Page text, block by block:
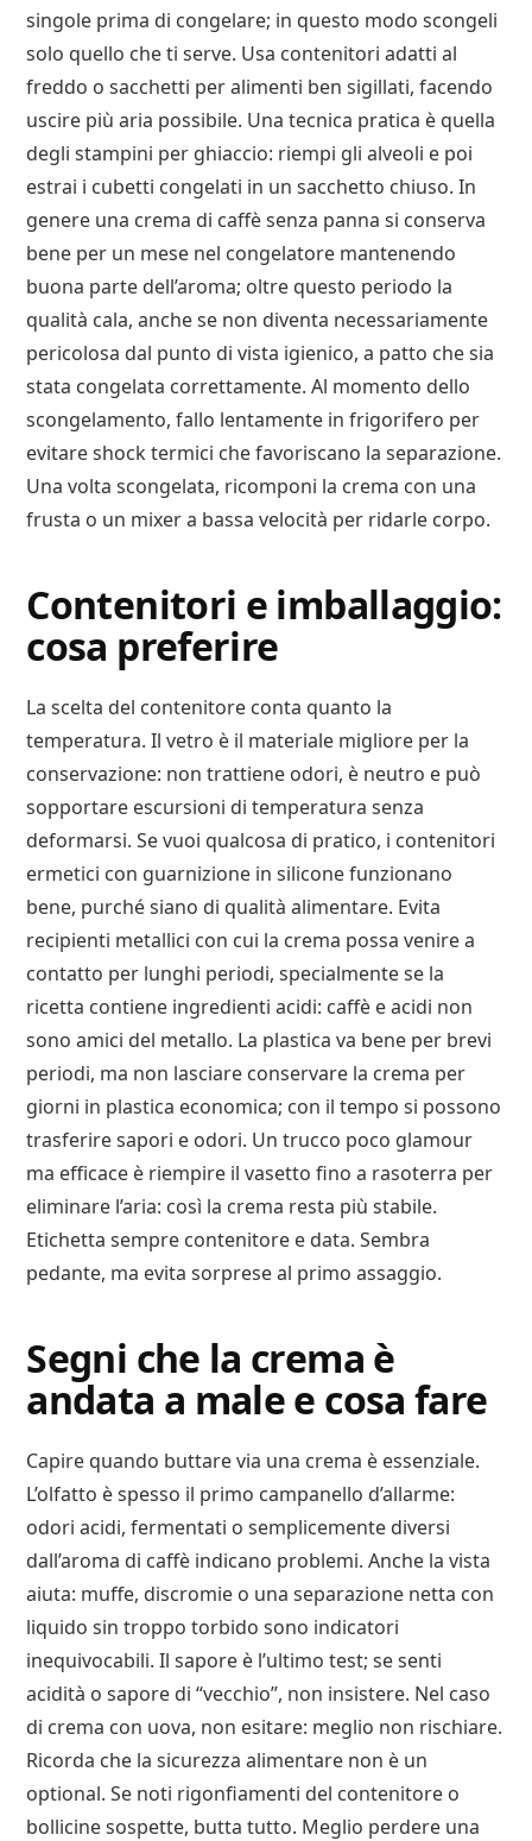
singole prima di congelare; in questo modo scongeli
solo quello che ti serve. Usa contenitori adatti al
freddo o sacchetti per alimenti ben sigillati, facendo
uscire più aria possibile. Una tecnica pratica è quella
degli stampini per ghiaccio: riempi gli alveoli e poi
estrai i cubetti congelati in un sacchetto chiuso. In
genere una crema di caffè senza panna si conserva
bene per un mese nel congelatore mantenendo
buona parte dell’aroma; oltre questo periodo la
qualità cala, anche se non diventa necessariamente
pericolosa dal punto di vista igienico, a patto che sia
stata congelata correttamente. Al momento dello
scongelamento, fallo lentamente in frigorifero per
evitare shock termici che favoriscano la separazione.
Una volta scongelata, ricomponi la crema con una
frusta o un mixer a bassa velocità per ridarle corpo.
Contenitori e imballaggio:
cosa preferire
La scelta del contenitore conta quanto la
temperatura. Il vetro è il materiale migliore per la
conservazione: non trattiene odori, è neutro e può
sopportare escursioni di temperatura senza
deformarsi. Se vuoi qualcosa di pratico, i contenitori
ermetici con guarnizione in silicone funzionano
bene, purché siano di qualità alimentare. Evita
recipienti metallici con cui la crema possa venire a
contatto per lunghi periodi, specialmente se la
ricetta contiene ingredienti acidi: caffè e acidi non
sono amici del metallo. La plastica va bene per brevi
periodi, ma non lasciare conservare la crema per
giorni in plastica economica; con il tempo si possono
trasferire sapori e odori. Un trucco poco glamour
ma efficace è riempire il vasetto fino a rasoterra per
eliminare l’aria: così la crema resta più stabile.
Etichetta sempre contenitore e data. Sembra
pedante, ma evita sorprese al primo assaggio.
Segni che la crema è
andata a male e cosa fare
Capire quando buttare via una crema è essenziale.
L’olfatto è spesso il primo campanello d’allarme:
odori acidi, fermentati o semplicemente diversi
dall’aroma di caffè indicano problemi. Anche la vista
aiuta: muffe, discromie o una separazione netta con
liquido sin troppo torbido sono indicatori
inequivocabili. Il sapore è l’ultimo test; se senti
acidità o sapore di “vecchio”, non insistere. Nel caso
di crema con uova, non esitare: meglio non rischiare.
Ricorda che la sicurezza alimentare non è un
optional. Se noti rigonfiamenti del contenitore o
bollicine sospette, butta tutto. Meglio perdere una